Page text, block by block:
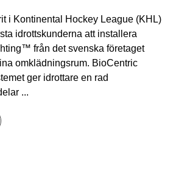
i Kontinental Hockey League (KHL)
idrottskunderna att installera
från det svenska företaget
omklädningsrum. BioCentric
ger idrottare en rad
...